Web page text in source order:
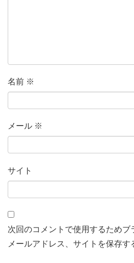
名前 ※
メール ※
サイト
次回のコメントで使用するためブ
メールアドレス、サイトを保存す